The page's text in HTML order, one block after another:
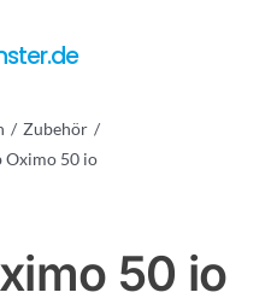
Zubehör
Oximo 50 io
50 io